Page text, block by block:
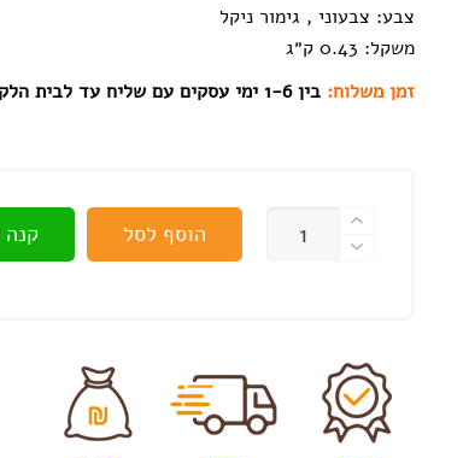
צבע: צבעוני , גימור ניקל
משקל: 0.43 ק״ג
זמן משלוח: בין 1-6 ימי עסקים עם שליח עד לבית הלקוח
כמות
הוסף לסל קנה